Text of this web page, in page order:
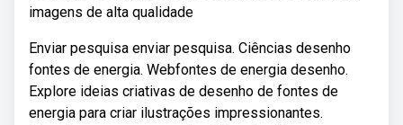
imagens de alta qualidade
Enviar pesquisa enviar pesquisa. Ciências desenho
fontes de energia. Webfontes de energia desenho.
Explore ideias criativas de desenho de fontes de
energia para criar ilustrações impressionantes.